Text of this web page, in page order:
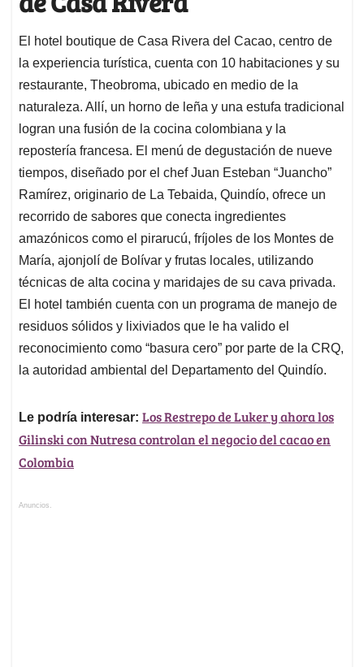
El hotel boutique de Casa Rivera del Cacao, centro de
la experiencia turística, cuenta con 10 habitaciones y su
restaurante, Theobroma, ubicado en medio de la
naturaleza. Allí, un horno de leña y una estufa tradicional
logran una fusión de la cocina colombiana y la
repostería francesa. El menú de degustación de nueve
tiempos, diseñado por el chef Juan Esteban “Juancho”
Ramírez, originario de La Tebaida, Quindío, ofrece un
recorrido de sabores que conecta ingredientes
amazónicos como el pirarucú, fríjoles de los Montes de
María, ajonjolí de Bolívar y frutas locales, utilizando
técnicas de alta cocina y maridajes de su cava privada.
El hotel también cuenta con un programa de manejo de
residuos sólidos y lixiviados que le ha valido el
reconocimiento como “basura cero” por parte de la CRQ,
la autoridad ambiental del Departamento del Quindío.
Le podría interesar: Los Restrepo de Luker y ahora los
Gilinski con Nutresa controlan el negocio del cacao en
Colombia
Anuncios.